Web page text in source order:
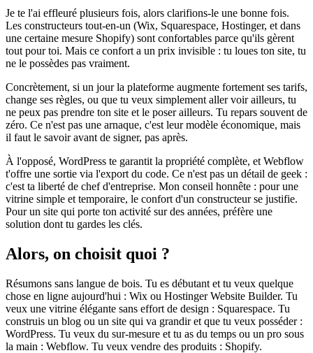
Je te l'ai effleuré plusieurs fois, alors clarifions-le une bonne fois.
Les constructeurs tout-en-un (Wix, Squarespace, Hostinger, et dans
une certaine mesure Shopify) sont confortables parce qu'ils gèrent
tout pour toi. Mais ce confort a un prix invisible : tu loues ton site, tu
ne le possèdes pas vraiment.
Concrètement, si un jour la plateforme augmente fortement ses tarifs,
change ses règles, ou que tu veux simplement aller voir ailleurs, tu
ne peux pas prendre ton site et le poser ailleurs. Tu repars souvent de
zéro. Ce n'est pas une arnaque, c'est leur modèle économique, mais
il faut le savoir avant de signer, pas après.
À l'opposé, WordPress te garantit la propriété complète, et Webflow
t'offre une sortie via l'export du code. Ce n'est pas un détail de geek :
c'est ta liberté de chef d'entreprise. Mon conseil honnête : pour une
vitrine simple et temporaire, le confort d'un constructeur se justifie.
Pour un site qui porte ton activité sur des années, préfère une
solution dont tu gardes les clés.
Alors, on choisit quoi ?
Résumons sans langue de bois. Tu es débutant et tu veux quelque
chose en ligne aujourd'hui : Wix ou Hostinger Website Builder. Tu
veux une vitrine élégante sans effort de design : Squarespace. Tu
construis un blog ou un site qui va grandir et que tu veux posséder :
WordPress. Tu veux du sur-mesure et tu as du temps ou un pro sous
la main : Webflow. Tu veux vendre des produits : Shopify.